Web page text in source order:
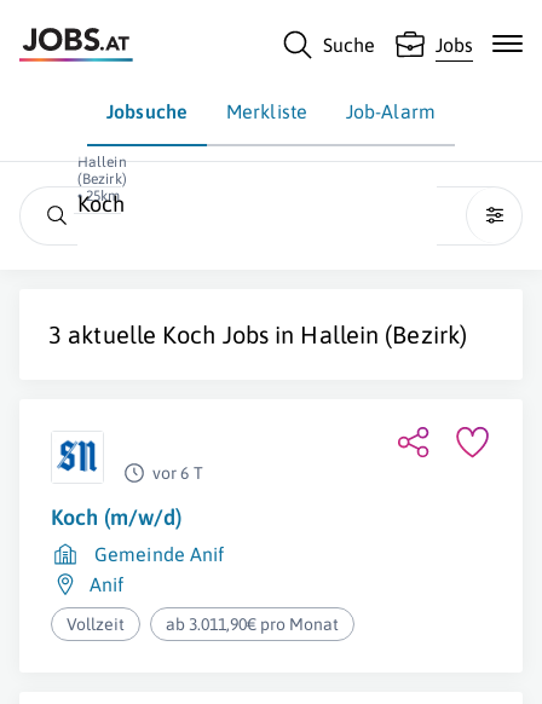
Suche Jobs
Jobsuche Merkliste Job-Alarm
Hallein
(Bezirk)
• 25km
Koch
3 aktuelle Koch Jobs in Hallein (Bezirk)
vor 6 T
Koch (m/w/d)
Gemeinde Anif
Anif
Vollzeit ab 3.011,90€ pro Monat